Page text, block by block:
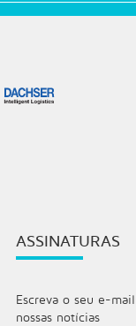
ASSINATURAS
Escreva o seu e-
nossas notícias